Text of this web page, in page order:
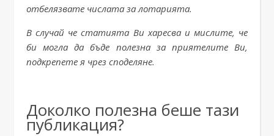
отбелязвате числата за лотарията.
В случай че статията Ви харесва и мислите, че
би могла да бъде полезна за приятелите Ви,
подкрепете я чрез споделяне.
Доколко полезна беше тази
публикация?